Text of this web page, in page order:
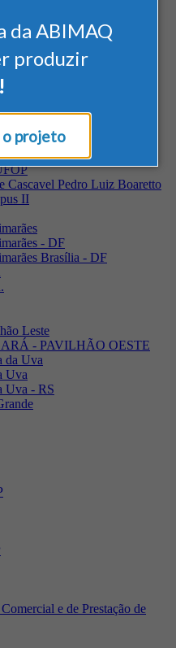
da ABIMAQ
produzir
o projeto
do Brasil, em Brasília
- PE
Cascavel Pedro Luiz Boaretto
II
- DF
Brasília - DF
Leste
- PAVILHÃO OESTE
da Uva
Uva
Uva - RS
e de Prestação de